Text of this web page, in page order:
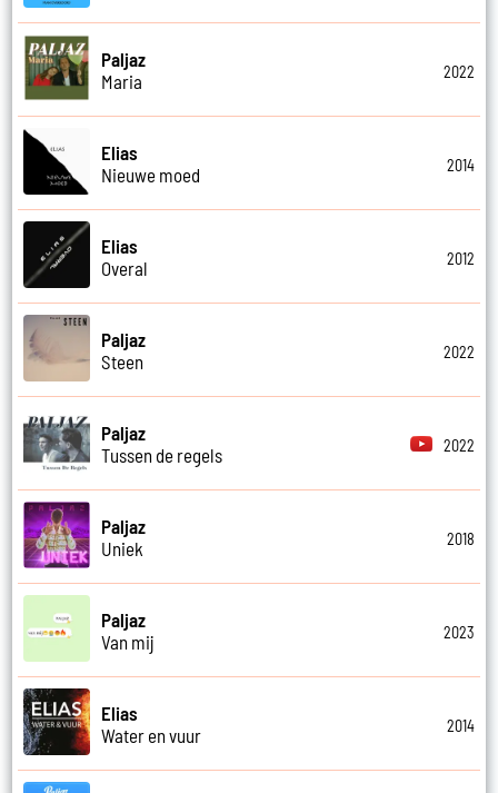
Paljaz
Maria
2022
Elias
Nieuwe moed
2014
Elias
Overal
2012
Paljaz
Steen
2022
Paljaz
Tussen de regels
2022
Paljaz
Uniek
2018
Paljaz
Van mij
2023
Elias
Water en vuur
2014